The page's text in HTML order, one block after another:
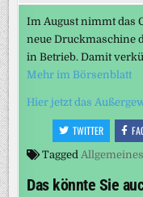
Im August nimmt das
neue Druckmaschine
in Betrieb. Damit
Mehr im Börsenblatt
Hier jetzt das
TWITTER
Tagged Allgemeines
Das könnte Sie